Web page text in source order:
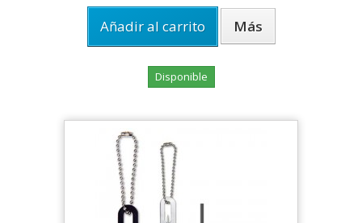
Añadir al carrito Más
Disponible